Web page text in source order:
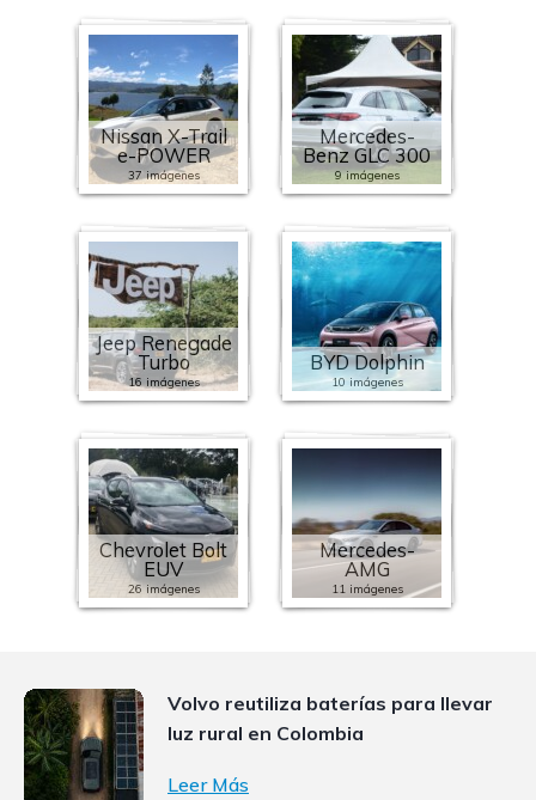
Nissan X-Trail
e-POWER
37 imágenes
Mercedes-
Benz GLC 300
9 imágenes
Jeep Renegade
Turbo
16 imágenes
BYD Dolphin
10 imágenes
Chevrolet Bolt
EUV
26 imágenes
Mercedes-
AMG
11 imágenes
Volvo reutiliza baterías para llevar
luz rural en Colombia
Leer Más